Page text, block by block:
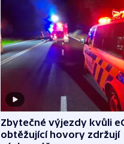
Zbytečné výjezdy kvůli
obtěžující hovory zdržují